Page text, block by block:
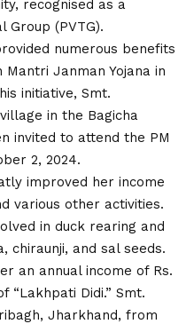
recognised as a
Group (PVTG).
numerous benefits
Janman Yojana in
initiative, Smt.
in the Bagicha
invited to attend the PM
2, 2024.
improved her income
various other activities.
in duck rearing and
chiraunji, and sal seeds.
an annual income of Rs.
“Lakhpati Didi.” Smt.
Jharkhand, from